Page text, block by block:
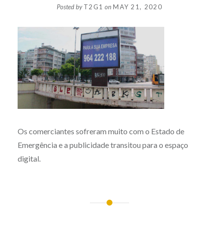
Posted byT2G1 onMAY 21, 2020
Os comerciantes sofreram muito com o Estado de
Emergência e a publicidade transitou para o espaço
digital.